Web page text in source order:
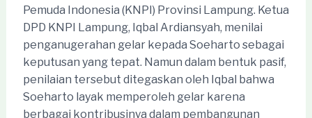
Pemuda Indonesia (KNPI) Provinsi Lampung. Ketua
DPD KNPI Lampung, Iqbal Ardiansyah, menilai
penganugerahan gelar kepada Soeharto sebagai
keputusan yang tepat. Namun dalam bentuk pasif,
penilaian tersebut ditegaskan oleh Iqbal bahwa
Soeharto layak memperoleh gelar karena
berbagai kontribusinya dalam pembangunan